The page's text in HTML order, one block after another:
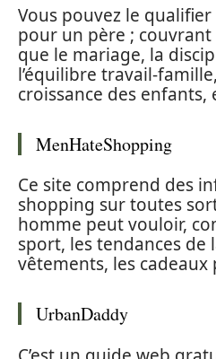
Vous pouvez le
pour un père ;
que le mariage, la
l’équilibre travail-
croissance des enfants,
MenHateShopping
Ce site comprend des
shopping sur toutes
homme peut vouloir,
sport, les tendances de
vêtements, les cadeaux
UrbanDaddy